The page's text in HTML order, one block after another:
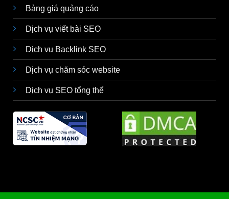
Bảng giá quảng cáo
Dịch vụ viết bài SEO
Dịch vụ Backlink SEO
Dịch vụ chăm sóc website
Dịch vụ SEO tổng thể